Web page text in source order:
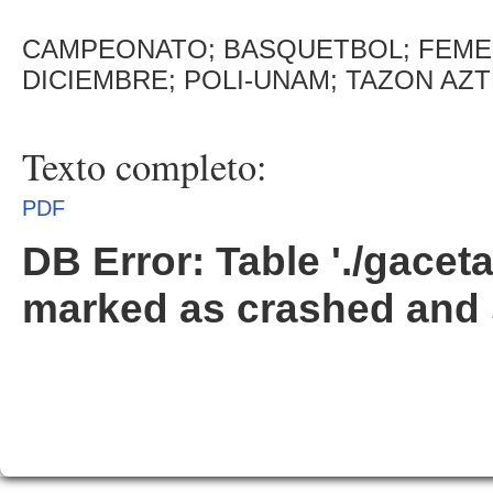
CAMPEONATO; BASQUETBOL;
DICIEMBRE; POLI-UNAM; TAZON
Texto completo:
PDF
DB Error: Table './
marked as crashed